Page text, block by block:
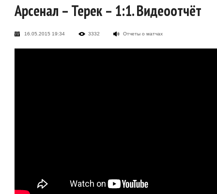
Арсенал – Терек – 1:1. Видеоотчёт
16.05.2015 19:34 3332 Отчеты о матчах